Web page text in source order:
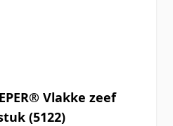
Vlakke zeef
(5122)